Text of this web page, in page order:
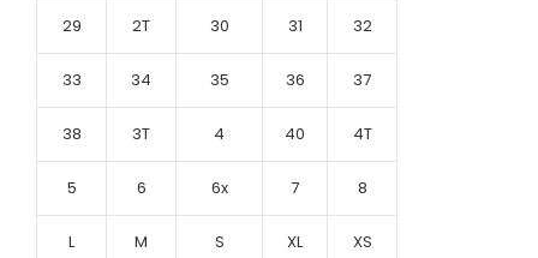
29 2T 30 31 32
33 34 35 36 37
38 3T 4 40 4T
5 6 6x 7 8
L M S XL XS